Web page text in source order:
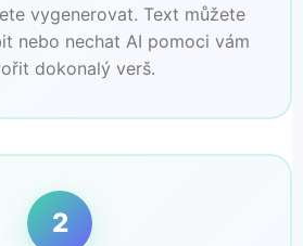
vygenerovat. Text můžete
nebo nechat AI pomoci vám
dokonalý verš.
2